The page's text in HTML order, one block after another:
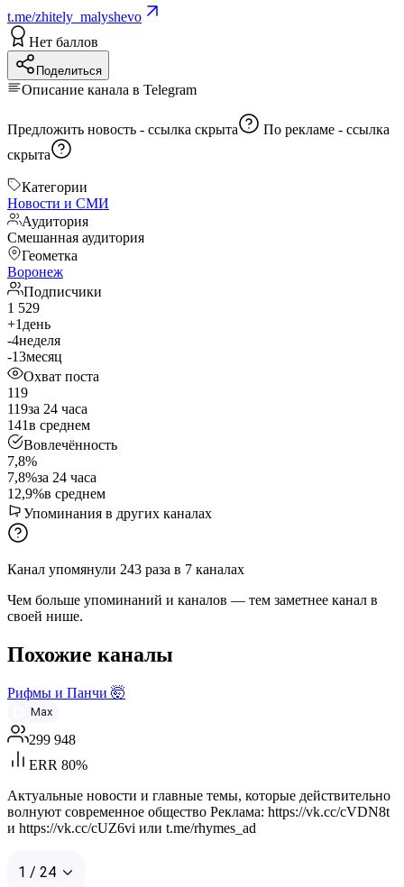
t.me/zhitely_malyshevo
Нет баллов
Поделиться
Описание канала в Telegram
Предложить новость - ссылка скрыта По рекламе - ссылка
скрыта
Категории
Новости и СМИ
Аудитория
Смешанная аудитория
Геометка
Воронеж
Подписчики
1 529
+1 день
-4неделя
-13месяц
Охват поста
119
119за 24 часа
141в среднем
Вовлечённость
7,8%
7,8%за 24 часа
12,9%в среднем
Упоминания в других каналах
Канал упомянули 243 раза в 7 каналах
Чем больше упоминаний и каналов — тем заметнее канал в
своей нише.
Похожие каналы
Рифмы и Панчи 🤯
Max
299 948
ERR 80%
Актуальные новости и главные темы, которые действительно
волнуют современное общество Реклама: https://vk.cc/cVDN8t
и https://vk.cc/cUZ6vi или t.me/rhymes_ad
1 / 24